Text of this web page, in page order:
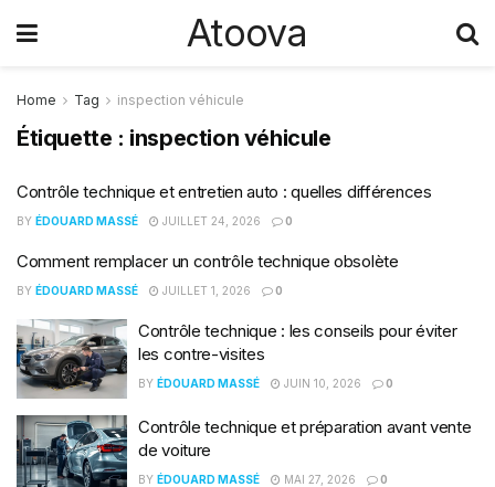
Atoova
Home Tag inspection véhicule
Étiquette : inspection véhicule
Contrôle technique et entretien auto : quelles différences
BY ÉDOUARD MASSÉ JUILLET 24, 2026 0
Comment remplacer un contrôle technique obsolète
BY ÉDOUARD MASSÉ JUILLET 1, 2026 0
Contrôle technique : les conseils pour éviter
les contre-visites
BY ÉDOUARD MASSÉ JUIN 10, 2026 0
Contrôle technique et préparation avant vente
de voiture
BY ÉDOUARD MASSÉ MAI 27, 2026 0